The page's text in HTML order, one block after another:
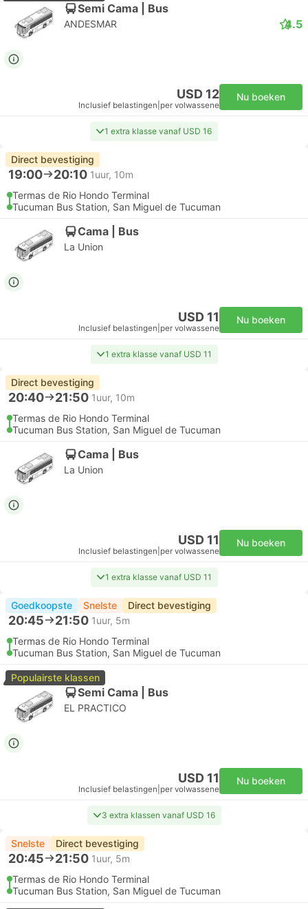
Semi Cama | Bus
ANDESMAR 4.5
USD 12
Inclusief belastingen per volwassene
Nu boeken
1 extra klasse vanaf USD 16
Direct bevestiging
19:00 20:10 1uur, 10m
Termas de Rio Hondo Terminal
Tucuman Bus Station, San Miguel de Tucuman
Cama | Bus
La Union
USD 11
Inclusief belastingen per volwassene
Nu boeken
1 extra klasse vanaf USD 11
Direct bevestiging
20:40 21:50 1uur, 10m
Termas de Rio Hondo Terminal
Tucuman Bus Station, San Miguel de Tucuman
Cama | Bus
La Union
USD 11
Inclusief belastingen per volwassene
Nu boeken
1 extra klasse vanaf USD 11
Goedkoopste Snelste Direct bevestiging
20:45 21:50 1uur, 5m
Termas de Rio Hondo Terminal
Tucuman Bus Station, San Miguel de Tucuman
Populairste klassen
Semi Cama | Bus
EL PRACTICO
USD 11
Inclusief belastingen per volwassene
Nu boeken
3 extra klassen vanaf USD 16
Snelste Direct bevestiging
20:45 21:50 1uur, 5m
Termas de Rio Hondo Terminal
Tucuman Bus Station, San Miguel de Tucuman